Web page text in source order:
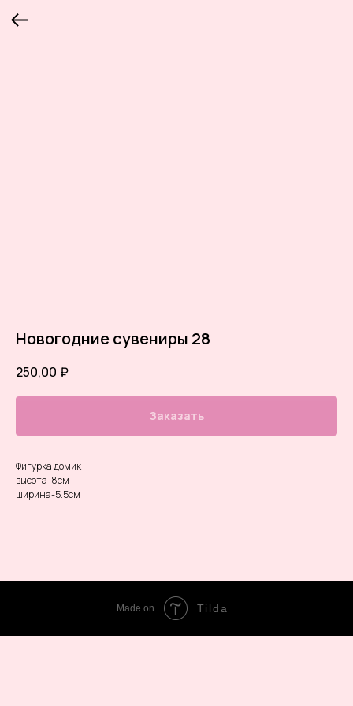
Новогодние сувениры 28
250,00 ₽
Заказать
Фигурка домик
высота-8см
ширина-5.5см
Made on Tilda